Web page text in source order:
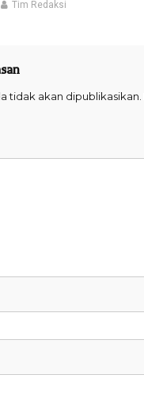
Tim Redaksi
tidak akan dipublikasikan.